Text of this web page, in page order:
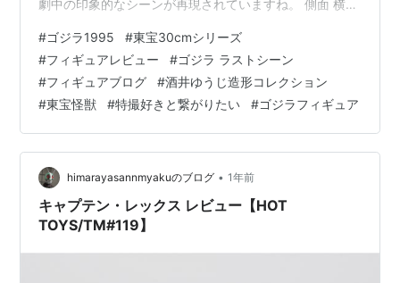
劇中の印象的なシーンが再現されていますね。 側面 横は
かデザインが有るわけでは有りません。 後方 後ろは注意
喚起が記載されています。 セット内容 概要はこの様に成
ってます。御覧の様に本体と尻尾は別です。尻尾の取り
付けにはドライヤーかお湯が必要です。（そのままでは
付きません。）※東宝30㎝シリーズ全般 造形・…
#ゴジラ1995 #東宝30cmシリーズ
#フィギュアレビュー #ゴジラ ラストシーン
#フィギュアブログ #酒井ゆうじ造形コレクション
#東宝怪獣 #特撮好きと繋がりたい #ゴジラフィギュア
himarayasannmyakuのブログ • 1年前
キャプテン・レックス レビュー【HOT
TOYS/TM#119】